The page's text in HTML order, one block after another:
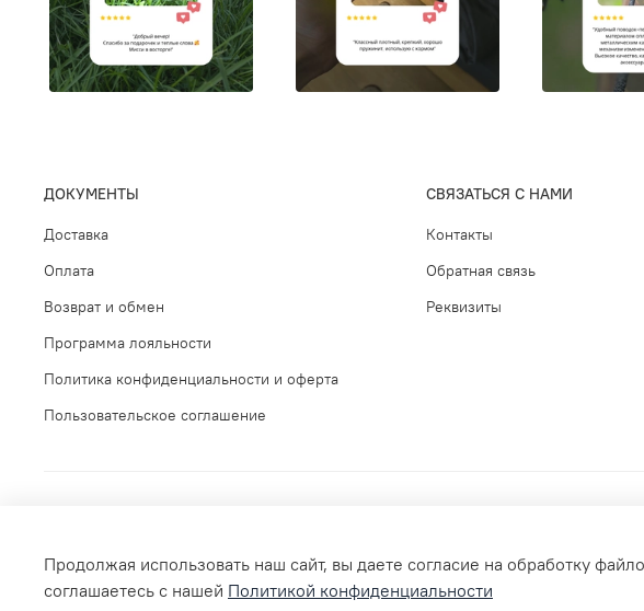
ДОКУМЕНТЫ
Доставка
Оплата
Возврат и обмен
Программа лояльности
Политика конфиденциальности и оферта
Пользовательское соглашение
СВЯЗАТЬСЯ С НАМИ
Контакты
Обратная связь
Реквизиты
Продолжая использовать наш сайт, вы даете согласие на обработку
соглашаетесь с нашей Политикой конфиденциальности